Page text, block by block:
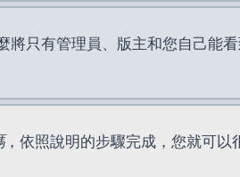
將只有管理員、版主和您自己能
，依照說明的步驟完成，您就可以